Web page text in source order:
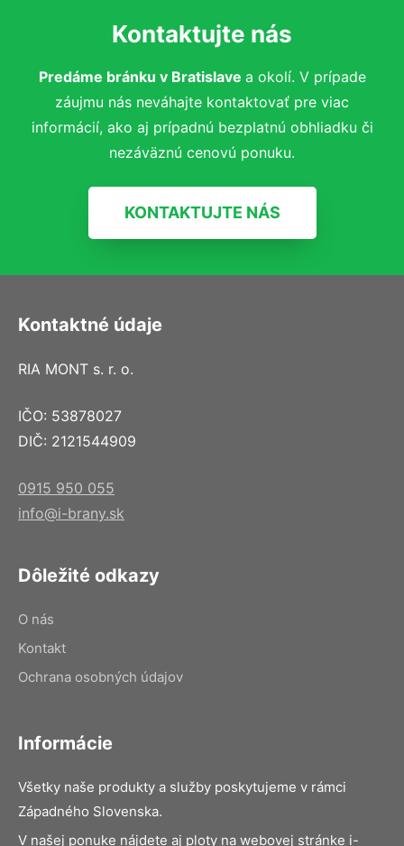
Kontaktujte nás
Predáme bránku v Bratislave a okolí. V prípade
záujmu nás neváhajte kontaktovať pre viac
informácií, ako aj prípadnú bezplatnú obhliadku či
nezáväznú cenovú ponuku.
KONTAKTUJTE NÁS
Kontaktné údaje
RIA MONT s. r. o.
IČO: 53878027
DIČ: 2121544909
0915 950 055
info@i-brany.sk
Dôležité odkazy
O nás
Kontakt
Ochrana osobných údajov
Informácie
Všetky naše produkty a služby poskytujeme v rámci
Západného Slovenska.
V našej ponuke nájdete aj ploty na webovej stránke i-